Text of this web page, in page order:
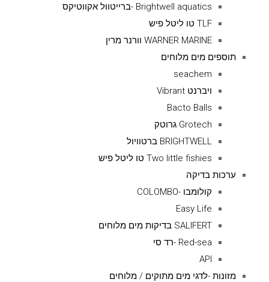
Brightwell aquatics -ברייטוול אקווטיקס
TLF טו ליטל פיש
WARNER MARINE וורנר מרין
תוספים מים מלוחים
seachem
ויברנט Vibrant
Bacto Balls
Grotech גרוטק
BRIGHTWELL ברטוויול
Two little fishies טו ליטל פיש
ערכות בדיקה
קולומבו -COLOMBO
Easy Life
SALIFERT בדיקות מים מלוחים
Red-sea -רד סי
API
מזונות -לדגי מים מתוקים / מלוחים